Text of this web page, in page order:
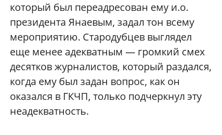
который был переадресован ему и.о.
президента Янаевым, задал тон всему
мероприятию. Стародубцев выглядел
еще менее адекватным — громкий смех
десятков журналистов, который раздался,
когда ему был задан вопрос, как он
оказался в ГКЧП, только подчеркнул эту
неадекватность.